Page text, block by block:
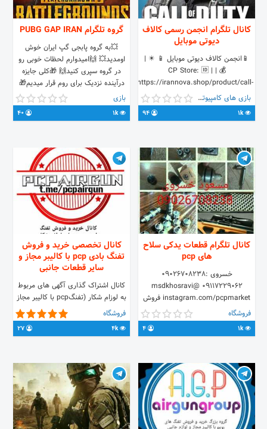
کانال تلگرام انجمن رسمی کالاف
دیوتی موبایل
📱انجمن کالاف دیوتی موبایل 📱 ✴️ |
💰 | CP Store: 🆔 |
https://irannova.shop/product/call-
of-duty-mobile-cp 🛍 | GP: 🆔
@gpchatarukugame 🛂 |
@Aruku_game 🔖 | Advertisment:
بازی های کامپیوتری
1k
گروه تلگرام PUBG GAP IRAN
💥به گروه پابجی گپ ایران خوش
اومدید💥 🙌امیدوارم لحظات خوبی رو
در گروه سپری کنید🙌 🎁کلی جایزه
درآینده نزدیک برای روم قرار میدیم🎁
💣قانون گروه:تبلیغ وتوهین=محروم
شدن شماازگروه💣 لینک گروه👇👇👇👇👇
👇👇👇
بازی
1k
کانال تلگرام قطعات یدکی سلاح
های pcp
خسروی :09026708238
09117229062 @msdkhosravi
instagram.com/pcpmarket فروش
قطعات یدکی سلاح های pcp با
کالیبرهای مجاز فروش محصولات
شرکتهای آرتمیس،کالیبرگان،کرال
فروشگاه
1k
کانال تخصصی خرید و فروش
تفنگ بادی pcp با کالیبر مجاز و
سایر قطعات جانبی
کانال اشتراک گذاری آگهی های مربوط
به لوزام شکار (تفنگpcp با کالیبر مجاز
۴/۵و ۵/۵ ) و کلیه لوازم جانبی مجاز
شرایط ارسال آگهی اضافه نمودن ۱۰ نفر
به گروه آدرس گروه : @airgungroup
فروشگاه
4k